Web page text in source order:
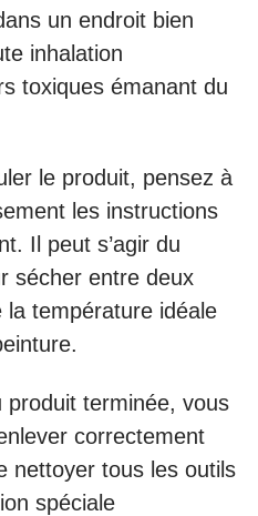
un endroit bien
inhalation
toxiques émanant du
le produit, pensez à
les instructions
Il peut s’agir du
sécher entre deux
température idéale
produit terminée, vous
correctement
nettoyer tous les outils
spéciale